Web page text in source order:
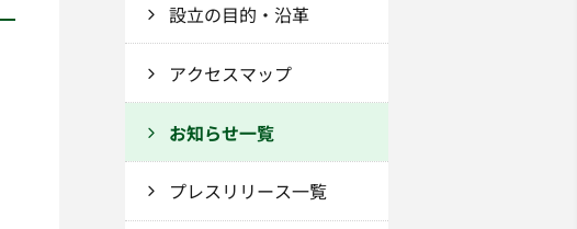
設立の目的・沿革
アクセスマップ
お知らせ一覧
プレスリリース一覧